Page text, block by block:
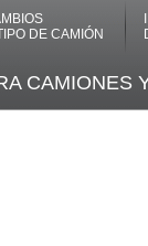
DE CAMIÓN
CAMIONES